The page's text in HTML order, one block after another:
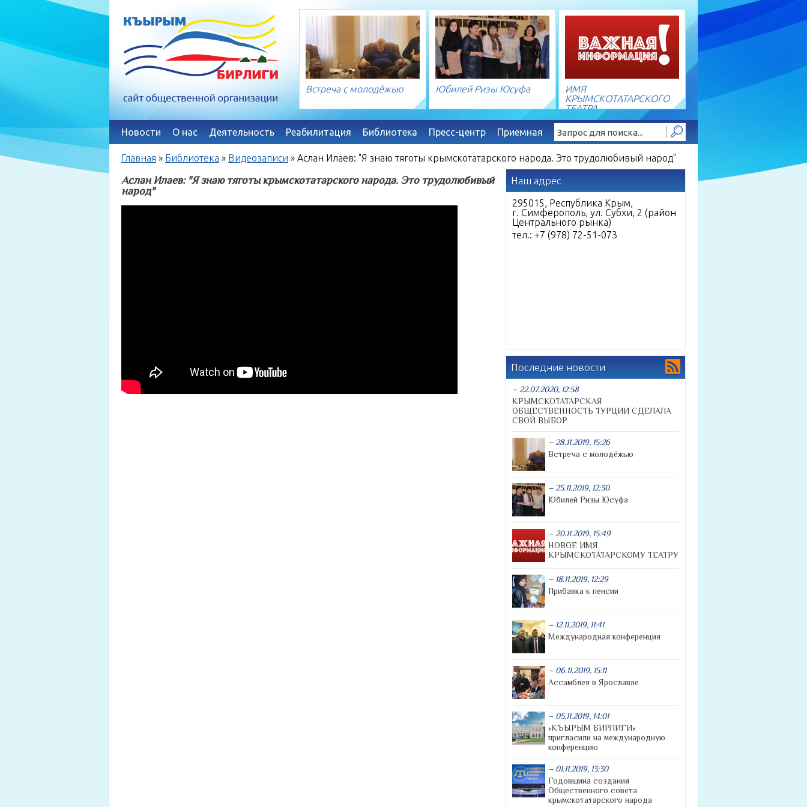
Встреча с молодёжью Юбилей Ризы Юсуфа
ИМЯ
КРЫМСКОТАТАРСКОГО
ТЕАТРА
Новости О нас Деятельность Реабилитация Библиотека Пресс-центр Приемная Найти!
Главная » Библиотека » Видеозаписи » Аслан Илаев: "Я знаю тяготы крымскотатарского народа. Это трудолюбивый народ"
Аслан Илаев: "Я знаю тяготы крымскотатарского народа. Это трудолюбивый
народ"
Наш адрес
295015, Республика Крым,
г. Симферополь, ул. Субхи, 2 (район
Центрального рынка)
тел.: +7 (978) 72-51-073
Последние новости ñ
– 22.07.2020, 12:58
КРЫМСКОТАТАРСКАЯ
ОБЩЕСТВЕННОСТЬ ТУРЦИИ СДЕЛАЛА
СВОЙ ВЫБОР
– 28.11.2019, 15:26
Встреча с молодёжью
– 25.11.2019, 12:30
Юбилей Ризы Юсуфа
– 20.11.2019, 15:49
НОВОЕ ИМЯ
КРЫМСКОТАТАРСКОМУ ТЕАТРУ
– 18.11.2019, 12:29
Прибавка к пенсии
– 12.11.2019, 11:41
Международная конференция
– 06.11.2019, 15:11
Ассамблея в Ярославле
– 05.11.2019, 14:01
«КЪЫРЫМ БИРЛИГИ»
пригласили на международную
конференцию
– 01.11.2019, 13:30
Годовщина создания
Общественного совета
крымскотатарского народа